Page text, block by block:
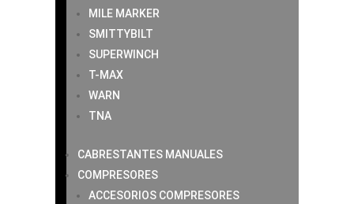
MILE MARKER
SMITTYBILT
SUPERWINCH
T-MAX
WARN
TNA
CABRESTANTES MANUALES
COMPRESORES
ACCESORIOS COMPRESORES